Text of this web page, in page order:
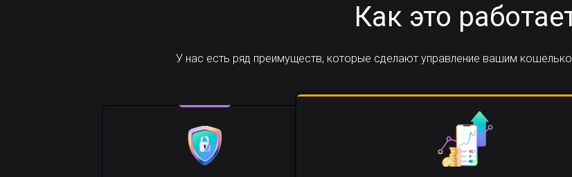
Как это
У нас есть ряд преимуществ, которые сделают управление вашим